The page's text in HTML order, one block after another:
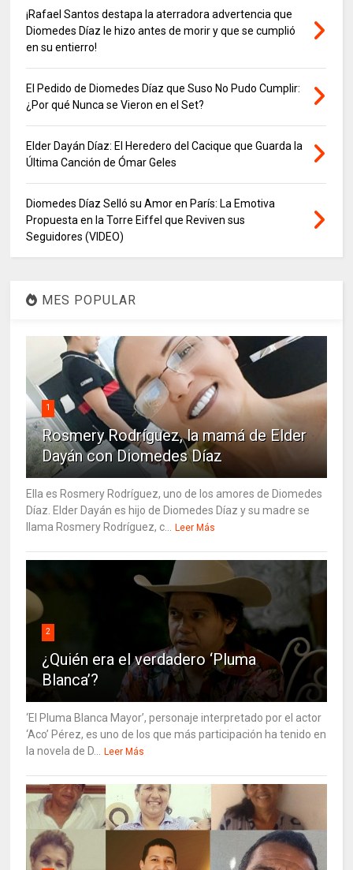
¡Rafael Santos destapa la aterradora advertencia que
Diomedes Díaz le hizo antes de morir y que se cumplió
en su entierro!
El Pedido de Diomedes Díaz que Suso No Pudo Cumplir:
¿Por qué Nunca se Vieron en el Set?
Elder Dayán Díaz: El Heredero del Cacique que Guarda la
Última Canción de Ómar Geles
Diomedes Díaz Selló su Amor en París: La Emotiva
Propuesta en la Torre Eiffel que Reviven sus
Seguidores (VIDEO)
MES POPULAR
1
Rosmery Rodríguez, la mamá de Elder
Dayán con Diomedes Díaz
Ella es Rosmery Rodríguez, uno de los amores de Diomedes
Díaz. Elder Dayán es hijo de Diomedes Díaz y su madre se
llama Rosmery Rodríguez, c...
Leer Más
2
¿Quién era el verdadero ‘Pluma
Blanca’?
‘El Pluma Blanca Mayor’, personaje interpretado por el actor
‘Aco’ Pérez, es uno de los que más participación ha tenido en
la novela de D...
Leer Más